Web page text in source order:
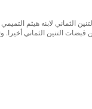
التنين الثماني لابنه
التنين الثماني